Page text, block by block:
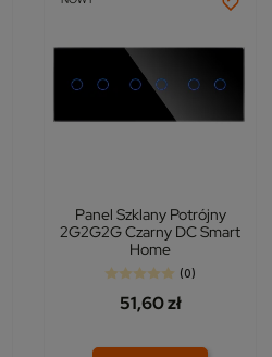
Panel Szklany Potrójny
2G2G2G Czarny DC Smart
Home
(0)
51,60 zł